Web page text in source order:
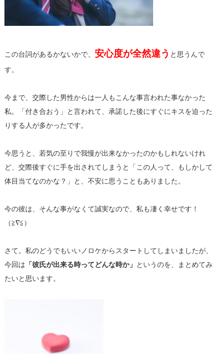
この台詞があるかないかで、 安心度が全然違う と思うんで
す。
今まで、交際した男性からは一人もこんな事言われた事なかった
私。「付き合おう」と言われて、承諾した後にすぐにキスを迫った
りする人が多かったです。
今思うと、若気の至りで我慢が出来なかったのかもしれないけれ
ど、交際後すぐに手を出されてしまうと「この人って、もしかして
体目当てなのかな？」と、不安に思うこともありました。
今の彼は、そんな事がなくて誠実なので、私も凄く幸せです！
（≧∇≦）
さて。私のどうでもいいノロケからスタートしてしまいましたが、
今回は 「彼氏が出来る時ってどんな時か」 というのを、まとめてみ
たいと思います。